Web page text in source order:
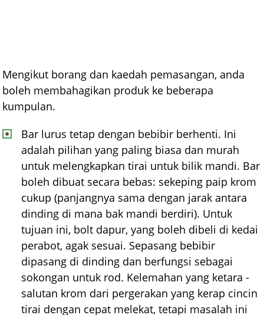
Mengikut borang dan kaedah pemasangan, anda
boleh membahagikan produk ke beberapa
kumpulan.
Bar lurus tetap dengan bebibir berhenti. Ini
adalah pilihan yang paling biasa dan murah
untuk melengkapkan tirai untuk bilik mandi. Bar
boleh dibuat secara bebas: sekeping paip krom
cukup (panjangnya sama dengan jarak antara
dinding di mana bak mandi berdiri). Untuk
tujuan ini, bolt dapur, yang boleh dibeli di kedai
perabot, agak sesuai. Sepasang bebibir
dipasang di dinding dan berfungsi sebagai
sokongan untuk rod. Kelemahan yang ketara -
salutan krom dari pergerakan yang kerap cincin
tirai dengan cepat melekat, tetapi masalah ini